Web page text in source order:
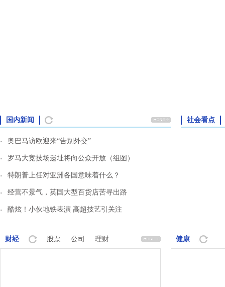
国内新闻
奥巴马访欧迎来“告别外交”
罗马大竞技场遗址将向公众开放（组图）
特朗普上任对亚洲各国意味着什么？
经营不景气，英国大型百货店苦寻出路
酷炫！小伙地铁表演 高超技艺引关注
社会看点
刷新
财经 股票 公司 理财
更多
健康
刷新